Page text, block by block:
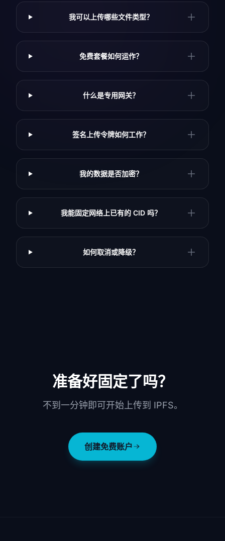
我可以上传哪些文件类型？
免费套餐如何运作？
什么是专用网关？
签名上传令牌如何工作？
我的数据是否加密？
我能固定网络上已有的 CID 吗？
如何取消或降级？
准备好固定了吗？
不到一分钟即可开始上传到 IPFS。
创建免费账户